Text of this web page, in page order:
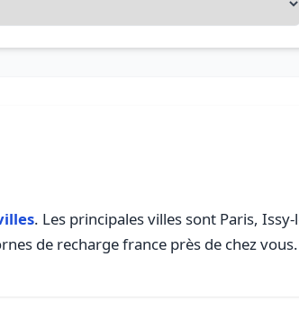
. Les principales villes sont Paris,
de recharge france près de chez vous.